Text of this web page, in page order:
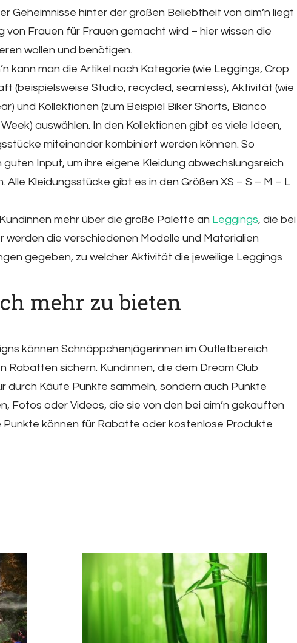
Geheimnisse hinter der großen Beliebtheit von aim’n liegt
von Frauen für Frauen gemacht wird – hier wissen die
wollen und benötigen.
kann man die Artikel nach Kategorie (wie Leggings, Crop
(beispielsweise Studio, recycled, seamless), Aktivität (wie
und Kollektionen (zum Beispiel Biker Shorts, Bianco
auswählen. In den Kollektionen gibt es viele Ideen,
miteinander kombiniert werden können. So
Input, um ihre eigene Kleidung abwechslungsreich
Kleidungsstücke gibt es in den Größen XS – S – M – L
mehr über die große Palette an Leggings, die bei
werden die verschiedenen Modelle und Materialien
gegeben, zu welcher Aktivität die jeweilige Leggings
mehr zu bieten
können Schnäppchenjägerinnen im Outletbereich
Rabatten sichern. Kundinnen, die dem Dream Club
durch Käufe Punkte sammeln, sondern auch Punkte
Fotos oder Videos, die sie von den bei aim’n gekauften
Punkte können für Rabatte oder kostenlose Produkte